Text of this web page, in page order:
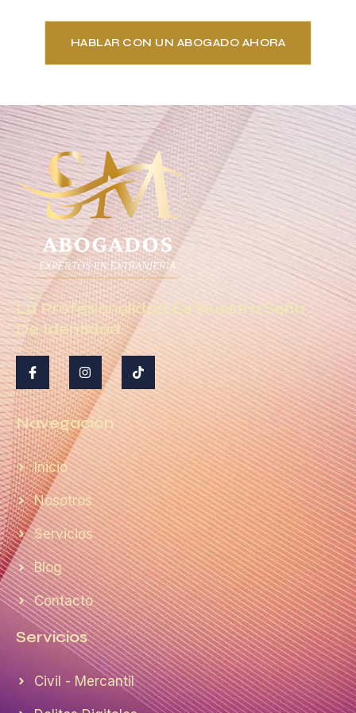
HABLAR CON UN ABOGADO AHORA
La Profesionalidad Es Nuestra Seña
De Identidad
Navegación
Inicio
Nosotros
Servicios
Blog
Contacto
Servicios
Civil - Mercantil